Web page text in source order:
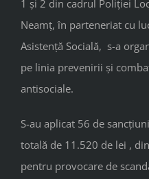
1 și 2 din cadrul Poliției
Neamț, în parteneriat cu
Asistență Socială, s-a
pe linia prevenirii și
antisociale.
S-au aplicat 56 de
totală de 11.520 de lei ,
pentru provocare de